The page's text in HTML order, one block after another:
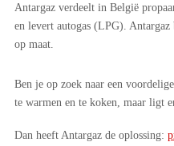
Antargaz verdeelt in België
en levert autogas (LPG). Antargaz
op maat.
Ben je op zoek naar een
te warmen en te koken, maar ligt
Dan heeft Antargaz de oplossing: